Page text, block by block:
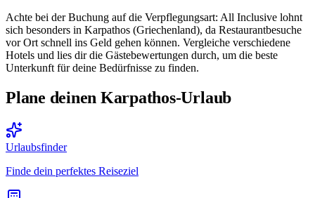
Achte bei der Buchung auf die Verpflegungsart: All Inclusive lohnt
sich besonders in Karpathos (Griechenland), da Restaurantbesuche
vor Ort schnell ins Geld gehen können. Vergleiche verschiedene
Hotels und lies dir die Gästebewertungen durch, um die beste
Unterkunft für deine Bedürfnisse zu finden.
Plane deinen Karpathos-Urlaub
Urlaubsfinder
Finde dein perfektes Reiseziel